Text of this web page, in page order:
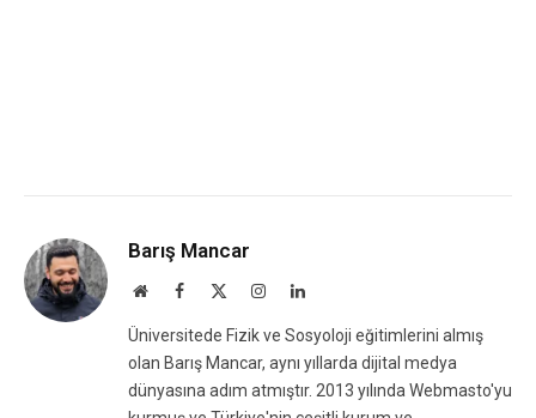
Barış Mancar
WebsiteFacebook InstagramLinkedIn
Üniversitede Fizik ve Sosyoloji eğitimlerini almış
olan Barış Mancar, aynı yıllarda dijital medya
dünyasına adım atmıştır. 2013 yılında Webmasto'yu